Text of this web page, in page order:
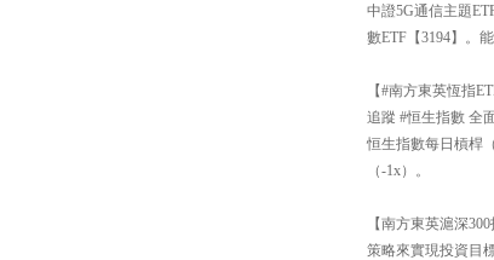
中證5G通信主題
數ETF【3194】。
【#南方東英恆指
追蹤 #恒生指數 全
恒生指數每日槓桿
（-1x）。
【南方東英滬深
策略來實現投資目